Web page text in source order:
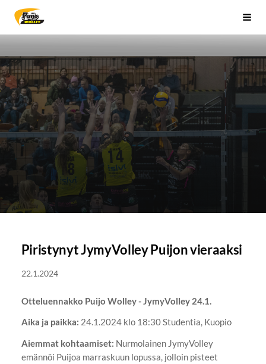
Siirry
sivun
Sivuston etusivulle
Piristynyt JymyVolley Puijon vieraaksi
22.1.2024
Otteluennakko Puijo Wolley - JymyVolley 24.1.
Aika ja paikka: 24.1.2024 klo 18:30 Studentia, Kuopio
Aiemmat kohtaamiset: Nurmolainen JymyVolley
emännöi Puijoa marraskuun lopussa, jolloin pisteet